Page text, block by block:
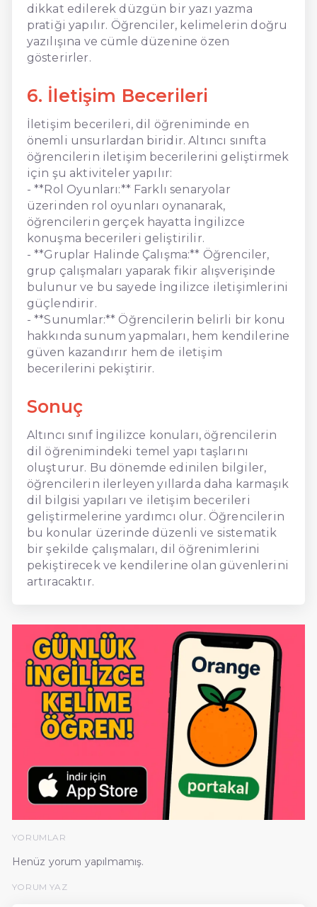
dikkat edilerek düzgün bir yazı yazma
pratiği yapılır. Öğrenciler, kelimelerin doğru
yazılışına ve cümle düzenine özen
gösterirler.
6. İletişim Becerileri
İletişim becerileri, dil öğreniminde en
önemli unsurlardan biridir. Altıncı sınıfta
öğrencilerin iletişim becerilerini geliştirmek
için şu aktiviteler yapılır:
- **Rol Oyunları:** Farklı senaryolar
üzerinden rol oyunları oynanarak,
öğrencilerin gerçek hayatta İngilizce
konuşma becerileri geliştirilir.
- **Gruplar Halinde Çalışma:** Öğrenciler,
grup çalışmaları yaparak fikir alışverişinde
bulunur ve bu sayede İngilizce iletişimlerini
güçlendirir.
- **Sunumlar:** Öğrencilerin belirli bir konu
hakkında sunum yapmaları, hem kendilerine
güven kazandırır hem de iletişim
becerilerini pekiştirir.
Sonuç
Altıncı sınıf İngilizce konuları, öğrencilerin
dil öğrenimindeki temel yapı taşlarını
oluşturur. Bu dönemde edinilen bilgiler,
öğrencilerin ilerleyen yıllarda daha karmaşık
dil bilgisi yapıları ve iletişim becerileri
geliştirmelerine yardımcı olur. Öğrencilerin
bu konular üzerinde düzenli ve sistematik
bir şekilde çalışmaları, dil öğrenimlerini
pekiştirecek ve kendilerine olan güvenlerini
artıracaktır.
YORUMLAR
Henüz yorum yapılmamış.
YORUM YAZ